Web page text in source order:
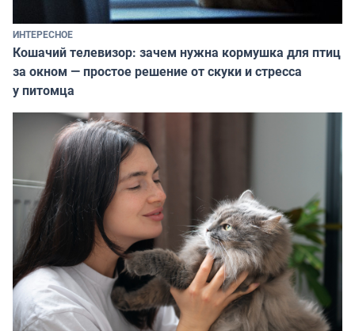
ИНТЕРЕСНОЕ
Кошачий телевизор: зачем нужна кормушка для птиц
за окном — простое решение от скуки и стресса
у питомца